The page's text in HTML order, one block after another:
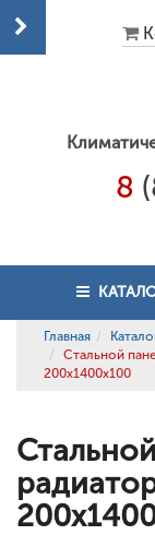
8
Главная
Стальной
200x1400x100